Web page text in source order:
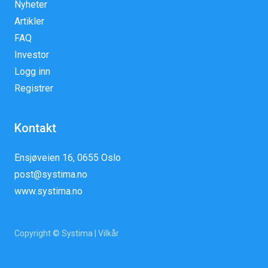
Nyheter
Artikler
FAQ
Investor
Logg inn
Registrer
Kontakt
Ensjøveien 16, 0655 Oslo
post@systima.no
www.systima.no
Copyright © Systima | Vilkår